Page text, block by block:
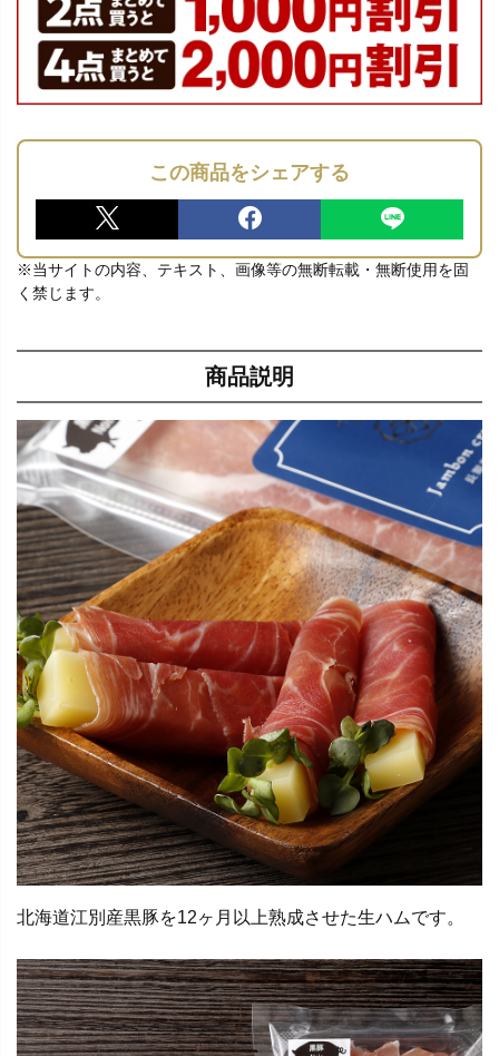
この商品をシェアする
※当サイトの内容、テキスト、画像等の無断転載・無断使用を固
く禁じます。
商品説明
北海道江別産黒豚を12ヶ月以上熟成させた生ハムです。